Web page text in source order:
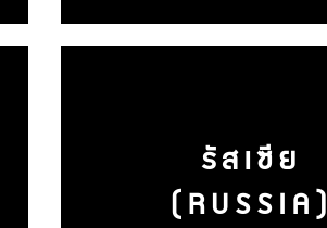
รัสเซีย
(RUSSIA)